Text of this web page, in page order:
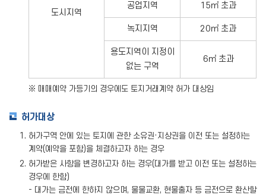
도시지역
공업지역 15㎡ 초과
녹지지역 20㎡ 초과
용도지역이 지정이
없는 구역
6㎡ 초과
※ 매매예약 가등기의 경우에도 토지거래계약 허가 대상임
허가대상
허가구역 안에 있는 토지에 관한 소유권·지상권을 이전 또는 설정하는
계약(예약을 포함)을 체결하고자 하는 경우
허가받은 사항을 변경하고자 하는 경우(대가를 받고 이전 또는 설정하는
경우에 한함)
- 대가는 금전에 한하지 않으며, 물물교환, 현물출자 등 금전으로 환산할